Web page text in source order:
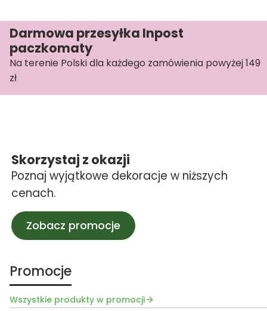
Darmowa przesyłka Inpost
paczkomaty
Na terenie Polski dla każdego zamówienia powyżej 149
zł
Skorzystaj z okazji
Poznaj wyjątkowe dekoracje w niższych
cenach.
Zobacz promocje
Promocje
Wszystkie produkty w promocji